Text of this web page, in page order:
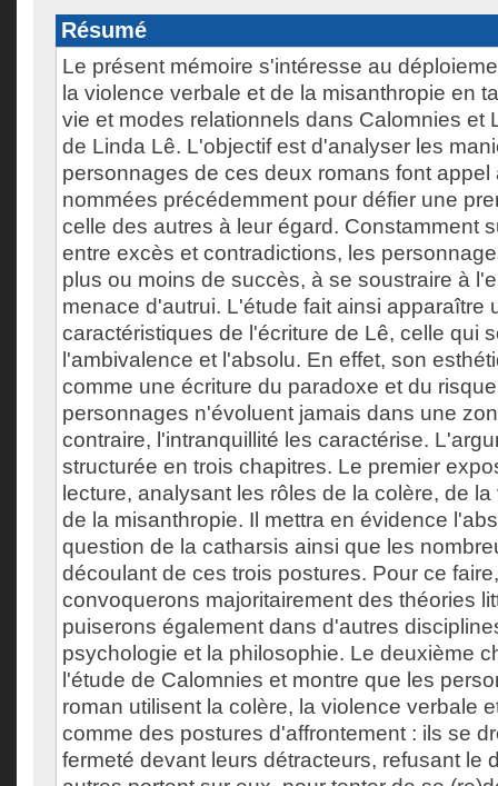
Résumé
Le présent mémoire s'intéresse au
la violence verbale et de la misanthropie en
vie et modes relationnels dans Calomnies et
de Linda Lê. L'objectif est d'analyser les
personnages de ces deux romans font appel
nommées précédemment pour défier une
celle des autres à leur égard. Constamment
entre excès et contradictions, les
plus ou moins de succès, à se soustraire à
menace d'autrui. L'étude fait ainsi apparaître
caractéristiques de l'écriture de Lê, celle qui
l'ambivalence et l'absolu. En effet, son
comme une écriture du paradoxe et du
personnages n'évoluent jamais dans une
contraire, l'intranquillité les caractérise.
structurée en trois chapitres. Le premier
lecture, analysant les rôles de la colère, de
de la misanthropie. Il mettra en évidence
question de la catharsis ainsi que les
découlant de ces trois postures. Pour ce
convoquerons majoritairement des théories
puiserons également dans d'autres
psychologie et la philosophie. Le deuxième
l'étude de Calomnies et montre que les
roman utilisent la colère, la violence verbale
comme des postures d'affrontement : ils se
fermeté devant leurs détracteurs, refusant le